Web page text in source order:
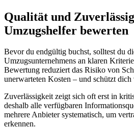
Qualität und
Umzugshelfer bewerten
Bevor du endgültig buchst, solltest du
Umzugsunternehmens an klaren
Bewertung reduziert das Risiko von
unerwarteten Kosten – und schützt
Zuverlässigkeit zeigt sich oft erst in
deshalb alle verfügbaren
mehrere Anbieter systematisch, um
erkennen.